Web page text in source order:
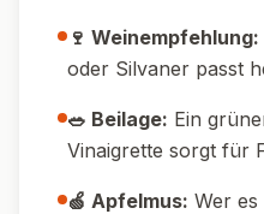
🍷 Weinempfehlung:
oder Silvaner passt
🥗 Beilage: Ein
Vinaigrette sorgt für
🍏 Apfelmus: Wer